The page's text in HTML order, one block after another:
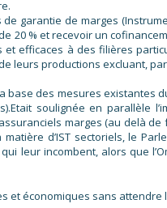
garantie de marges
% et recevoir un
efficaces à des filières
leurs productions excluant,
des mesures existantes
soulignée en parallèle
marges (au delà de
d’IST sectoriels, le
leur incombent, alors que
et économiques sans attendre